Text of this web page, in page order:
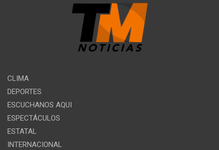
CLIMA
DEPORTES
ESCUCHANOS AQUI
ESPECTÁCULOS
ESTATAL
INTERNACIONAL